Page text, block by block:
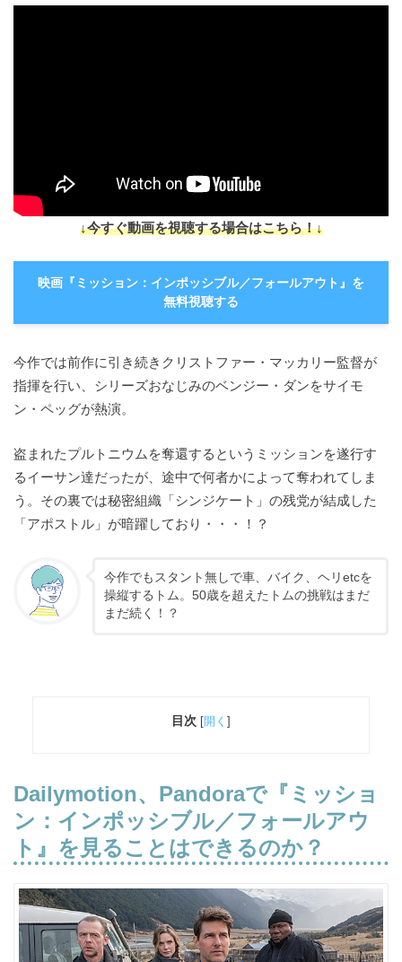
↓今すぐ動画を視聴する場合はこちら！↓
映画『ミッション：インポッシブル／フォールアウト』を
無料視聴する
今作では前作に引き続きクリストファー・マッカリー監督が
指揮を行い、シリーズおなじみのベンジー・ダンをサイモ
ン・ペッグが熱演。
盗まれたプルトニウムを奪還するというミッションを遂行す
るイーサン達だったが、途中で何者かによって奪われてしま
う。その裏では秘密組織「シンジケート」の残党が結成した
「アポストル」が暗躍しており・・・！？
今作でもスタント無しで車、バイク、ヘリetcを
操縦するトム。50歳を超えたトムの挑戦はまだ
まだ続く！？
目次 [開く ]
Dailymotion、Pandoraで『ミッショ
ン：インポッシブル／フォールアウ
ト』を見ることはできるのか？